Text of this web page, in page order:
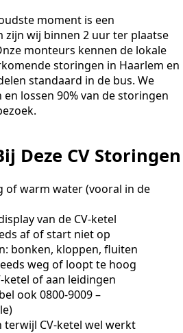
moment is een
zijn wij binnen 2 uur ter plaatse
monteurs kennen de lokale
storingen in Haarlem en
standaard in de bus. We
lossen 90% van de storingen
Deze CV Storingen
of warm water (vooral in de
van de CV-ketel
af of start niet op
bonken, kloppen, fluiten
weg of loopt te hoog
ketel of aan leidingen
ook 0800-9009 –
CV-ketel wel werkt